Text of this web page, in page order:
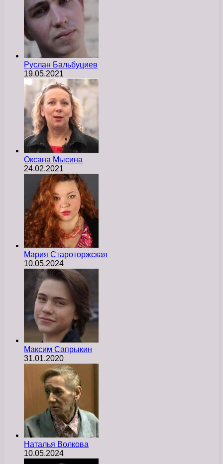
Руслан Бальбуциев
19.05.2021
Оксана Мысина
24.02.2021
Мария Староторжская
10.05.2024
Максим Сапрыкин
31.01.2020
Наталья Волкова
10.05.2024